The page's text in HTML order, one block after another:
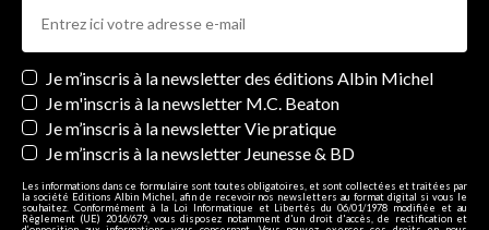
Newsletters
Je m’inscris à la newsletter des éditions Albin Michel
Je m'inscris à la newsletter M.C. Beaton
Je m’inscris à la newsletter Vie pratique
Je m’inscris à la newsletter Jeunesse & BD
Les informations dans ce formulaire sont toutes obligatoires, et sont collectées et traitées par
la société Editions Albin Michel, afin de recevoir nos newsletters au format digital si vous le
souhaitez. Conformément à la Loi Informatique et Libertés du 06/01/1978 modifiée et au
Règlement (UE) 2016/679, vous disposez notamment d'un droit d'accès, de rectification et